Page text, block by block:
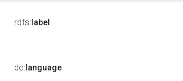
rdfs: label
dc: language